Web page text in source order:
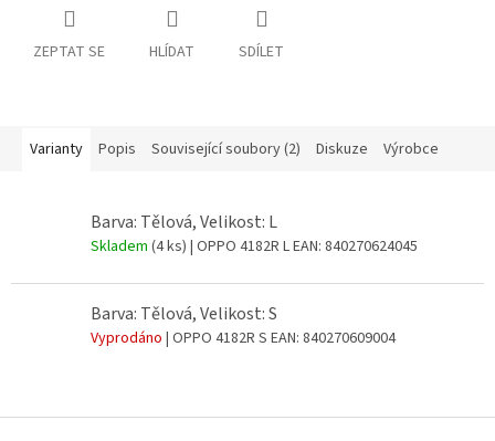
ZEPTAT SE HLÍDAT SDÍLET
Varianty Popis Související soubory (2) Diskuze Výrobce
Barva: Tělová, Velikost: L
Skladem (4 ks) | OPPO 4182R LEAN: 840270624045
Barva: Tělová, Velikost: S
Vyprodáno | OPPO 4182R S EAN: 840270609004